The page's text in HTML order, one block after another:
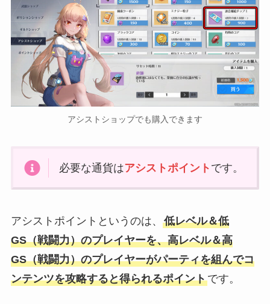
アシストショップでも購入できます
必要な通貨はアシストポイント です。
アシストポイントというのは、 低レベル＆低
GS（戦闘力）のプレイヤーを、高レベル＆高
GS（戦闘力）のプレイヤーがパーティを組んでコ
ンテンツを攻略すると得られるポイントです。